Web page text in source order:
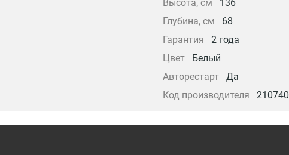
Высота, см
136
Глубина, см
68
Гарантия
2 года
Цвет
Белый
Авторестарт
Да
Код производителя 210740